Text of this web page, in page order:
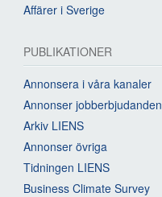
Affärer i Sverige
PUBLIKATIONER
Annonsera i våra kanaler
Annonser jobberbjudanden
Arkiv LIENS
Annonser övriga
Tidningen LIENS
Business Climate Survey